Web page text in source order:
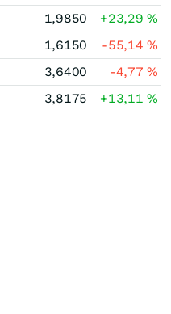
1,9850 +23,29%
1,6150 -55,14%
3,6400 -4,77%
3,8175 +13,11%